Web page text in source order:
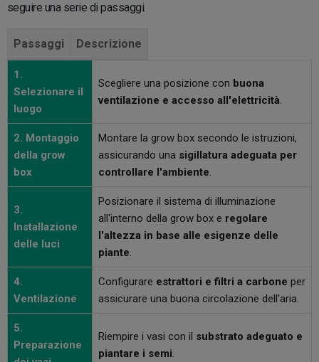
seguire una serie di passaggi.
Passaggi Descrizione
1.
Selezionare il
luogo
Scegliere una posizione con buona
ventilazione e accesso all'elettricità.
2. Montaggio
della grow
box
Montare la grow box secondo le istruzioni,
assicurando una sigillatura adeguata per
controllare l'ambiente.
3.
Installazione
delle luci
Posizionare il sistema di illuminazione
all'interno della grow box e regolare
l'altezza in base alle esigenze delle
piante.
4.
Ventilazione
Configurare estrattori e filtri a carbone per
assicurare una buona circolazione dell'aria.
5.
Preparazione
Riempire i vasi con il substrato adeguato e
piantare i semi.